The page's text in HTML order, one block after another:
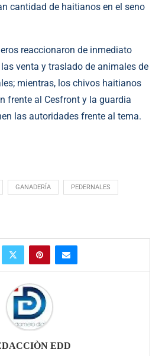
cantidad de haitianos en el seno
reaccionaron de inmediato
venta y traslado de animales de
mientras, los chivos haitianos
frente al Cesfront y la guardia
las autoridades frente al tema.
GANADERÍA PEDERNALES
EDD